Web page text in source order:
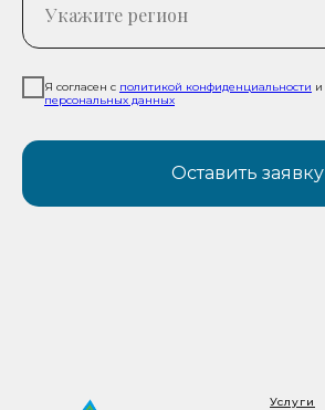
Я согласен с политикой конфиденциальности и
персональных данных
Оставить заявку
Услуги